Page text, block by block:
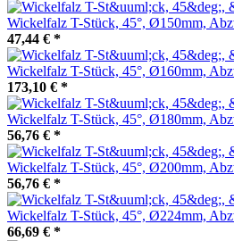
Wickelfalz T-Stück, 45°, Ø150mm,
47,44 € *
Wickelfalz T-Stück, 45°, Ø160mm,
173,10 € *
Wickelfalz T-Stück, 45°, Ø180mm,
56,76 € *
Wickelfalz T-Stück, 45°, Ø200mm,
56,76 € *
Wickelfalz T-Stück, 45°, Ø224mm,
66,69 € *